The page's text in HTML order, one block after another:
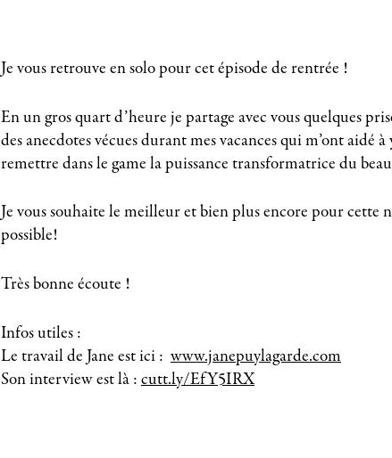
Je vous retrouve en solo pour cet épisode de rentrée !
En un gros quart d’heure je partage avec vous quelques
des anecdotes vécues durant mes vacances qui m’ont aidé
remettre dans le game la puissance transformatrice du
Je vous souhaite le meilleur et bien plus encore pour
possible!
Très bonne écoute !
Infos utiles :
Le travail de Jane est ici : www.janepuylagarde.com
Son interview est là :cutt.ly/EfY5IRX